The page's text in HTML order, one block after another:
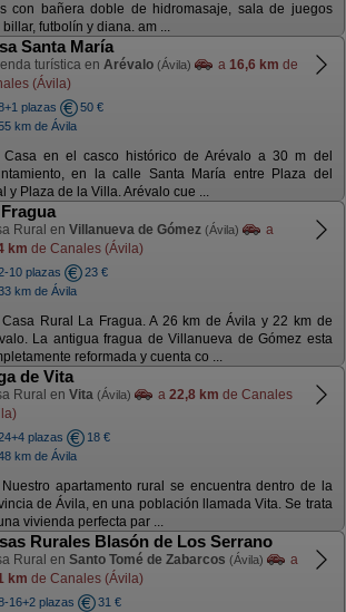
con bañera doble de hidromasaje, sala de juegos
billar, futbolín y diana. am ...
Santa María
turística en Arévalo (Ávila) a 16,6 km de
(Ávila)
plazas
50 €
km de Ávila
Casa en el casco histórico de Arévalo a 30 m del
en la calle Santa María entre Plaza del
y Plaza de la Villa. Arévalo cue ...
Rural en Villanueva de Gómez (Ávila)
a
km de Canales (Ávila)
10 plazas
23 €
km de Ávila
Casa Rural La Fragua. A 26 km de Ávila y 22 km de
La antigua fragua de Villanueva de Gómez esta
reformada y cuenta co ...
de Vita
Rural en Vita (Ávila) a 22,8 km de Canales
plazas
18 €
km de Ávila
Nuestro apartamento rural se encuentra dentro de la
de Ávila, en una población llamada Vita. Se trata
vivienda perfecta par ...
Rurales Blasón de Los Serrano
Rural en Santo Tomé de Zabarcos (Ávila)
a
km de Canales (Ávila)
16+2 plazas
31 €